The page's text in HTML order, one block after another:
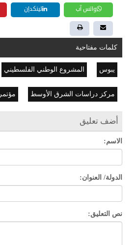
واتس آب لينكدإن
كلمات مفتاحية
يبوس المشروع الوطني الفلسطيني
مركز دراسات الشرق الأوسط مؤتمر
أضف تعليق
الاسم:
الدولة/ العنوان:
نص التعليق: